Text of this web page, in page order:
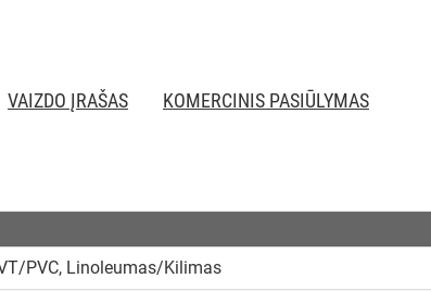
VAIZDO ĮRAŠAS KOMERCINIS PASIŪLYMAS
PVC, Linoleumas/Kilimas